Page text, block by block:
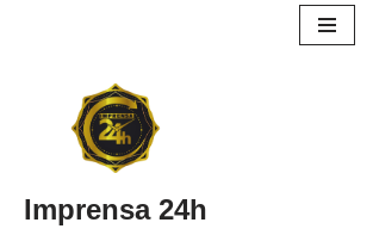
Imprensa 24h